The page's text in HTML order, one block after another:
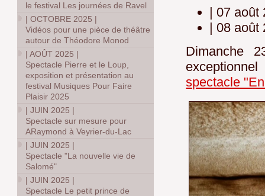
| 07 août
| 08 août
Dimanche
spectacle
le festival Les journées de Ravel
|OCTOBRE 2025 |
Vidéos pour une pièce de théâtre
autour de Théodore Monod
|AOÛT 2025 |
Spectacle Pierre et le Loup,
exposition et présentation au
festival Musiques Pour Faire
Plaisir 2025
|JUIN 2025 |
Spectacle sur mesure pour
ARaymond à Veyrier-du-Lac
|JUIN 2025 |
Spectacle "La nouvelle vie de
Salomé"
|JUIN 2025 |
Spectacle Le petit prince de